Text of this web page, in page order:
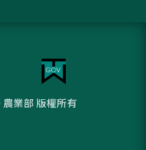
業部 版權所有